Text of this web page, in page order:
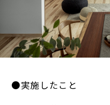
●実施したこと